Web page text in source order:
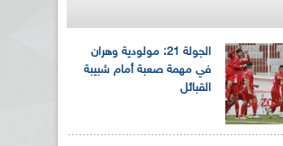
الجولة 21: مولودية وهران
في مهمة صعبة أمام شبيبة
القبائل